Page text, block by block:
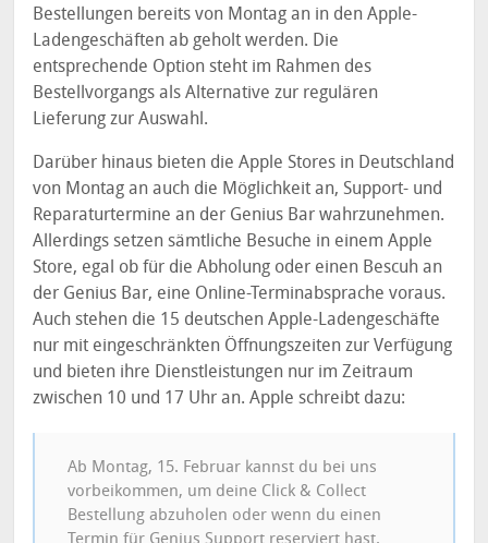
Bestellungen bereits von Montag an in den Apple-
Ladengeschäften ab geholt werden. Die
entsprechende Option steht im Rahmen des
Bestellvorgangs als Alternative zur regulären
Lieferung zur Auswahl.
Darüber hinaus bieten die Apple Stores in Deutschland
von Montag an auch die Möglichkeit an, Support- und
Reparaturtermine an der Genius Bar wahrzunehmen.
Allerdings setzen sämtliche Besuche in einem Apple
Store, egal ob für die Abholung oder einen Bescuh an
der Genius Bar, eine Online-Terminabsprache voraus.
Auch stehen die 15 deutschen Apple-Ladengeschäfte
nur mit eingeschränkten Öffnungszeiten zur Verfügung
und bieten ihre Dienstleistungen nur im Zeitraum
zwischen 10 und 17 Uhr an. Apple schreibt dazu:
Ab Montag, 15. Februar kannst du bei uns
vorbeikommen, um deine Click & Collect
Bestellung abzuholen oder wenn du einen
Termin für Genius Support reserviert hast.